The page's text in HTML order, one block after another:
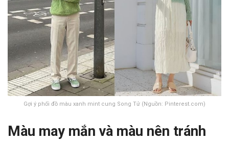
Gợi ý phối đồ màu xanh mint cung Song Tử (Nguồn: Pinterest.com)
Màu may mắn và màu nên tránh